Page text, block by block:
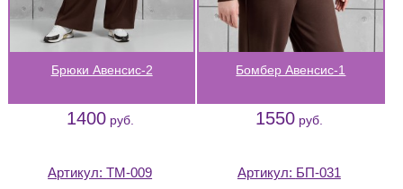
Брюки Авенсис-2
1400руб.
Бомбер Авенсис-1
1550руб.
Артикул:ТМ-009 Артикул: БП-031